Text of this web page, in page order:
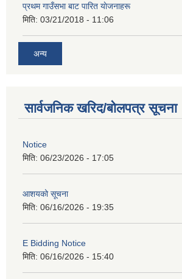
प्रथम गाउँसभा बाट पारित याेजनाहरू
मिति: 03/21/2018 - 11:06
अन्य
सार्वजनिक खरिद/बोलपत्र सूचना
Notice
मिति: 06/23/2026 - 17:05
आशयको सूचना
मिति: 06/16/2026 - 19:35
E Bidding Notice
मिति: 06/16/2026 - 15:40